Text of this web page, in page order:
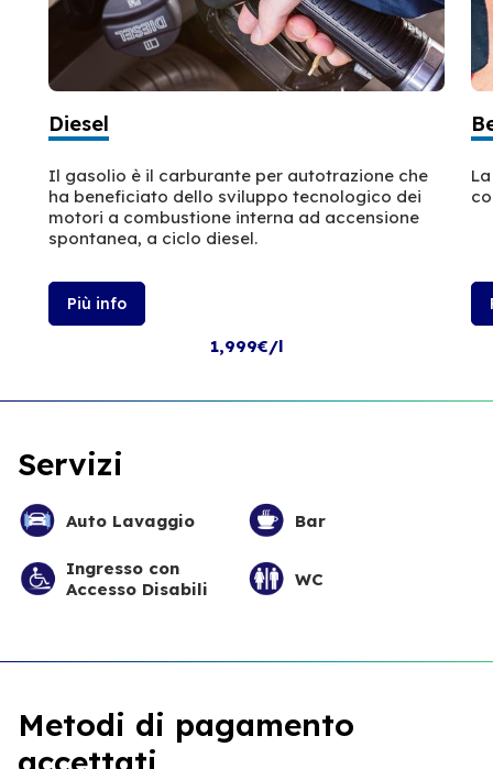
Diesel
Il gasolio è il carburante per autotrazione che
ha beneficiato dello sviluppo tecnologico dei
motori a combustione interna ad accensione
spontanea, a ciclo diesel.
Più info
1,999€/l
Servizi
Auto Lavaggio Bar
Ingresso con
Accesso Disabili
WC
Metodi di pagamento